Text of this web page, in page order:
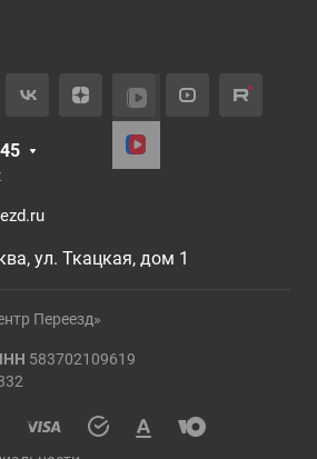
ул. Ткацкая, дом 1
Переезд»
583702109619